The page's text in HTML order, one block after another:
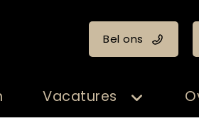
Bel ons
Vacatures